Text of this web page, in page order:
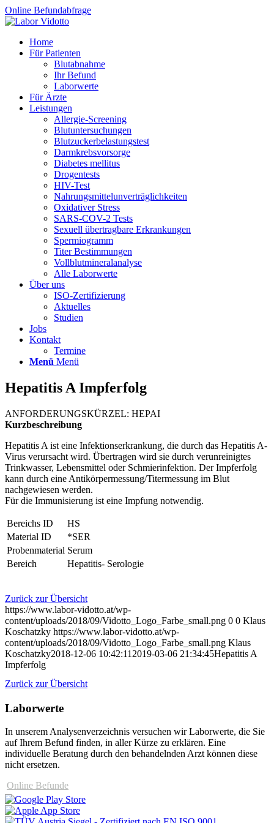
Online Befundabfrage
Home
Für Patienten
Blutabnahme
Ihr Befund
Laborwerte
Für Ärzte
Leistungen
Allergie-Screening
Blutuntersuchungen
Blutzucker­belastungstest
Darmkrebsvorsorge
Diabetes mellitus
Drogentests
HIV-Test
Nahrungsmittel­unverträglichkeiten
Oxidativer Stress
SARS-COV-2 Tests
Sexuell übertragbare Erkrankungen
Spermiogramm
Titer Bestimmungen
Vollblutmineralanalyse
Alle Laborwerte
Über uns
ISO-Zertifizierung
Aktuelles
Studien
Jobs
Kontakt
Termine
Menü Menü
Hepatitis A Impferfolg
ANFORDERUNGSKÜRZEL: HEPAI
Kurzbeschreibung
Hepatitis A ist eine Infektionserkrankung, die durch das Hepatitis A-
Virus verursacht wird. Übertragen wird sie durch verunreinigtes
Trinkwasser, Lebensmittel oder Schmierinfektion. Der Impferfolg
kann durch eine Antikörpermessung/Titermessung im Blut
nachgewiesen werden.
Für die Immunisierung ist eine Impfung notwendig.
Bereichs ID
HS
Material ID
*SER
Probenmaterial Serum
Bereich
Hepatitis- Serologie
Zurück zur Übersicht
https://www.labor-vidotto.at/wp-
content/uploads/2018/09/Vidotto_Logo_Farbe_small.png 0 0 Klaus
Koschatzky https://www.labor-vidotto.at/wp-
content/uploads/2018/09/Vidotto_Logo_Farbe_small.png Klaus
Koschatzky2018-12-06 10:42:11 2019-03-06 21:34:45Hepatitis A
Impferfolg
Zurück zur Übersicht
Laborwerte
In unserem Analysen­verzeichnis versuchen wir Laborwerte, die Sie
auf Ihrem Befund finden, in aller Kürze zu erklären. Eine
individuelle Beratung durch den behandelnden Arzt können diese
nicht ersetzen.
Online Befunde